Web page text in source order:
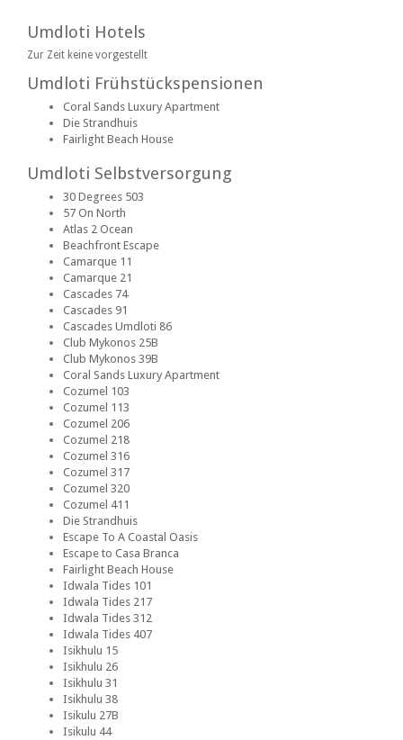
Umdloti Hotels
Zur Zeit keine vorgestellt
Umdloti Frühstückspensionen
Coral Sands Luxury Apartment
Die Strandhuis
Fairlight Beach House
Umdloti Selbstversorgung
30 Degrees 503
57 On North
Atlas 2 Ocean
Beachfront Escape
Camarque 11
Camarque 21
Cascades 74
Cascades 91
Cascades Umdloti 86
Club Mykonos 25B
Club Mykonos 39B
Coral Sands Luxury Apartment
Cozumel 103
Cozumel 113
Cozumel 206
Cozumel 218
Cozumel 316
Cozumel 317
Cozumel 320
Cozumel 411
Die Strandhuis
Escape To A Coastal Oasis
Escape to Casa Branca
Fairlight Beach House
Idwala Tides 101
Idwala Tides 217
Idwala Tides 312
Idwala Tides 407
Isikhulu 15
Isikhulu 26
Isikhulu 31
Isikhulu 38
Isikulu 27B
Isikulu 44